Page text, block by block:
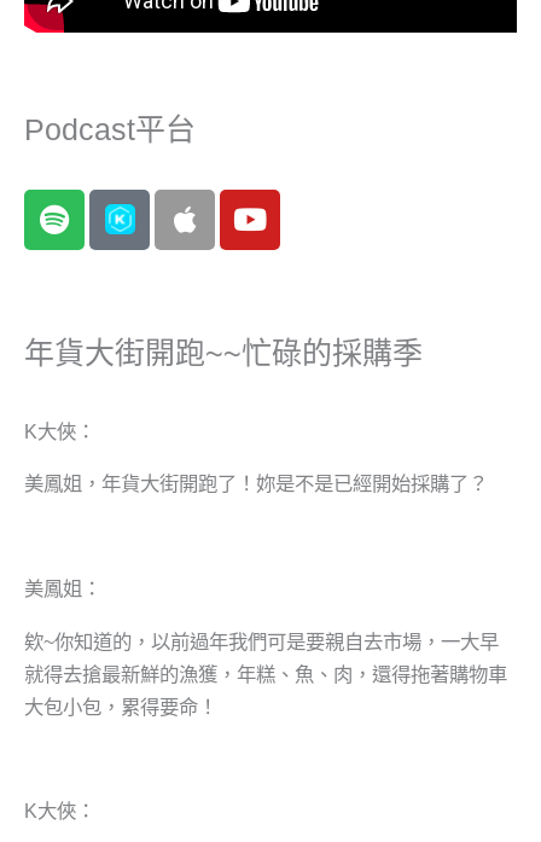
Podcast平台
S
p
f
A
p
Y
o
b
年貨大街開跑~~忙碌的採購季
K大俠：
美鳳姐，年貨大街開跑了！妳是不是已經開始採購了？
美鳳姐：
欸~你知道的，以前過年我們可是要親自去市場，一大早
就得去搶最新鮮的漁獲，年糕、魚、肉，還得拖著購物車
大包小包，累得要命！
K大俠：